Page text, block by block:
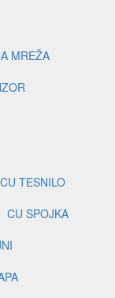
MREŽA
CU TESNILO
CU SPOJKA